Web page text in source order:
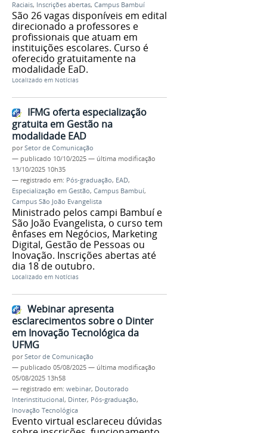
Raciais, Inscrições abertas, Campus Bambuí
São 26 vagas disponíveis em edital
direcionado a professores e
profissionais que atuam em
instituições escolares. Curso é
oferecido gratuitamente na
modalidade EaD.
Localizado em Notícias
IFMG oferta especialização
gratuita em Gestão na
modalidade EAD
porSetor de Comunicação
— publicado 10/10/2025 — última modificação
13/10/2025 10h35
— registrado em: Pós-graduação, EAD,
Especialização em Gestão, Campus Bambuí,
Campus São João Evangelista
Ministrado pelos campi Bambuí e
São João Evangelista, o curso tem
ênfases em Negócios, Marketing
Digital, Gestão de Pessoas ou
Inovação. Inscrições abertas até
dia 18 de outubro.
Localizado em Notícias
Webinar apresenta
esclarecimentos sobre o Dinter
em Inovação Tecnológica da
UFMG
porSetor de Comunicação
— publicado 05/08/2025 — última modificação
05/08/2025 13h58
— registrado em: webinar, Doutorado
Interinstitucional, Dinter, Pós-graduação,
Inovação Tecnológica
Evento virtual esclareceu dúvidas